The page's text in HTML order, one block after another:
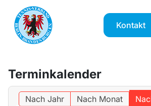
Kontakt
Terminkalender
Nach Jahr Nach Monat